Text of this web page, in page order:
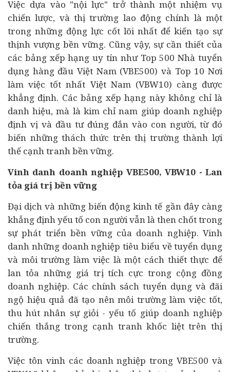
Việc dựa vào "nội lực" trở thành một nhiệm vụ
chiến lược, và thị trường lao động chính là một
trong những động lực cốt lõi nhất để kiến tạo sự
thịnh vượng bền vững. Cũng vậy, sự cần thiết của
các bảng xếp hạng uy tín như Top 500 Nhà tuyển
dụng hàng đầu Việt Nam (VBE500) và Top 10 Nơi
làm việc tốt nhất Việt Nam (VBW10) càng được
khẳng định. Các bảng xếp hạng này không chỉ là
danh hiệu, mà là kim chỉ nam giúp doanh nghiệp
định vị và đầu tưđúng đắn vào con người, từ đó
biến những thách thức trên thị trường thành lợi
thế cạnh tranh bền vững.
Vinh danh doanh nghiệp VBE500, VBW10 - Lan
tỏa giá trị bền vững
Đại dịch và những biến động kinh tế gần đây càng
khẳng định yếu tố con người vẫn là then chốt trong
sự phát triển bền vững của doanh nghiệp. Vinh
danh những doanh nghiệp tiêu biểu về tuyển dụng
và môi trường làm việc là một cách thiết thực để
lan tỏa những giá trị tích cực trong cộng đồng
doanh nghiệp. Các chính sách tuyển dụng và đãi
ngộ hiệu quả đã tạo nên môi trường làm việc tốt,
thu hút nhân sự giỏi - yếu tố giúp doanh nghiệp
chiến thắng trong cạnh tranh khốc liệt trên thị
trường.
Việc tôn vinh các doanh nghiệp trong VBE500 và